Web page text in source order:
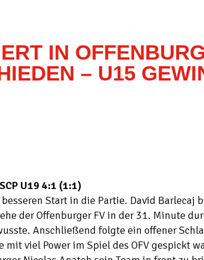
IN
– U15
U19 4:1 (1:1)
Start in die Partie. David Barlecaj
der Offenburger FV in der 31. Minute
Anschließend folgte ein offener
mit viel Power im Spiel des OFV gespickt